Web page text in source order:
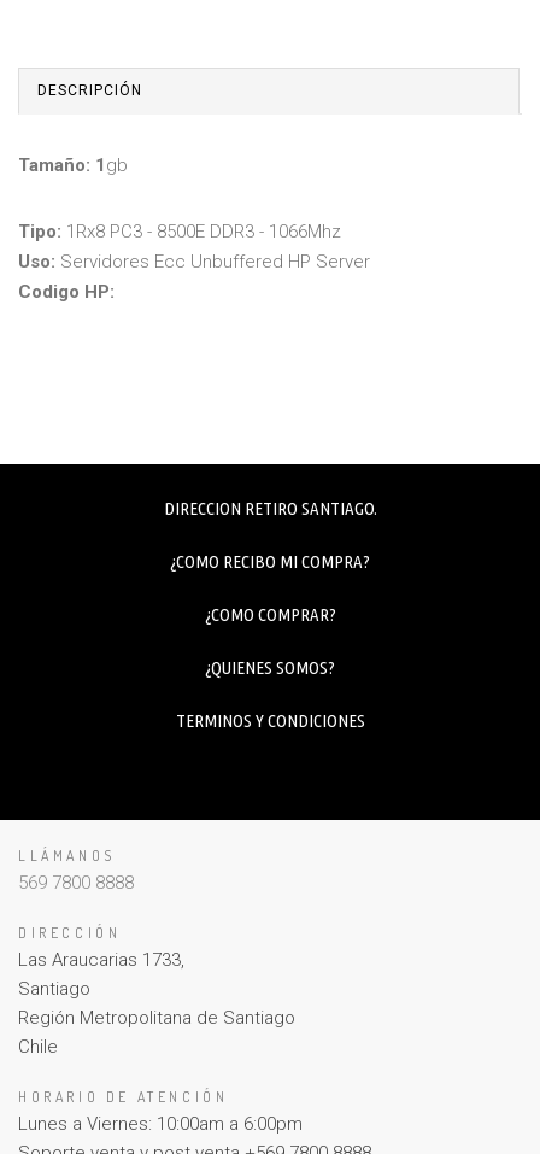
DESCRIPCIÓN
Tamaño: 1 gb
Tipo: 1Rx8 PC3 - 8500E DDR3 - 1066Mhz
Uso: Servidores Ecc Unbuffered HP Server
Codigo HP:
DIRECCION RETIRO SANTIAGO.
¿COMO RECIBO MI COMPRA?
¿COMO COMPRAR?
¿QUIENES SOMOS?
TERMINOS Y CONDICIONES
LLÁMANOS
569 7800 8888
DIRECCIÓN
Las Araucarias 1733,
Santiago
Región Metropolitana de Santiago
Chile
HORARIO DE ATENCIÓN
Lunes a Viernes: 10:00am a 6:00pm